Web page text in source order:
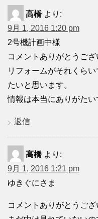
高橋 より:
9月 1, 2016 1:20 pm
2号機計画中様
コメントありがとうござ
リフォームがそれくら
たいと思います。
情報は本当にありがたい
返信
高橋 より:
9月 1, 2016 1:21 pm
ゆきぐにさま
コメントありがとうござ